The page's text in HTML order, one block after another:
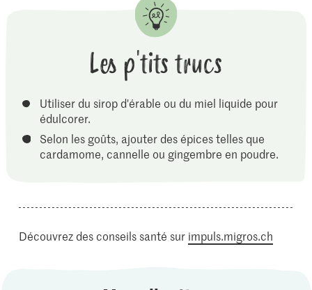
Les p'tits trucs
Utiliser du sirop d'érable ou du miel liquide pour
édulcorer.
Selon les goûts, ajouter des épices telles que
cardamome, cannelle ou gingembre en poudre.
Découvrez des conseils santé sur impuls.migros.ch